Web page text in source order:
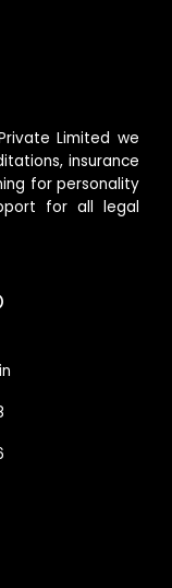
Limited we
insurance
for personality
for all legal